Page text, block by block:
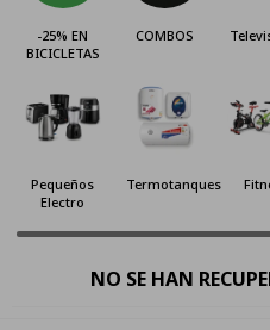
-25% EN
BICICLETAS
COMBOS
Pequeños
Electro
Termotanques
NO SE HAN